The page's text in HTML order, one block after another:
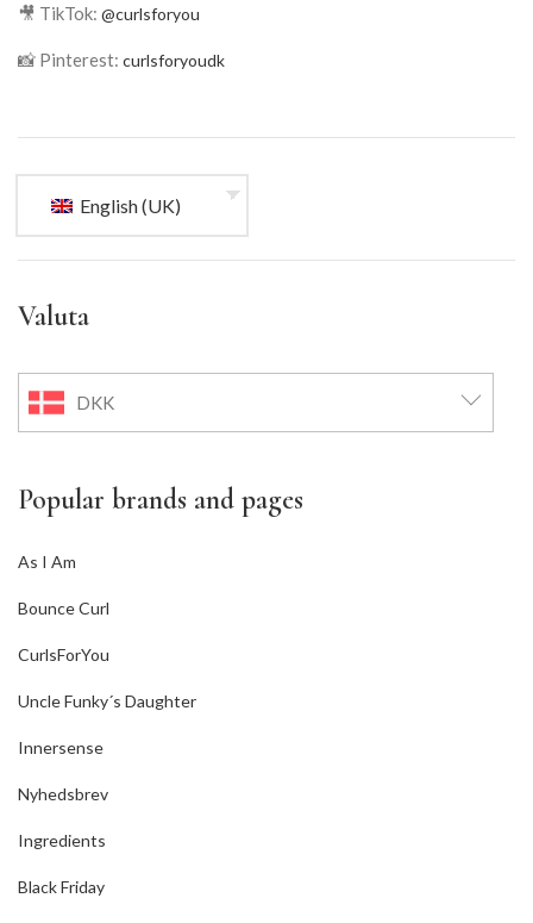
🎥 TikTok: @curlsforyou
📸 Pinterest: curlsforyoudk
English (UK)
Valuta
DKK
Popular brands and pages
As I Am
Bounce Curl
CurlsForYou
Uncle Funky´s Daughter
Innersense
Nyhedsbrev
Ingredients
Black Friday